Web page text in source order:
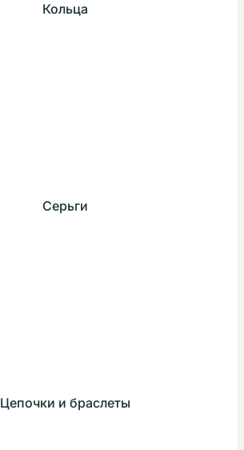
Кольца
Серьги
Цепочки и браслеты